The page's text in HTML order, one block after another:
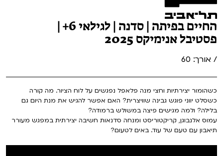
החיים בפיתה | סדנה | לגילאי 6+ |
פסטיבל אנימיקס 2025
/ אורך: 60
כשהומור יצירתיות וחצי מנה פלאפל נפגשים על לוח הציור. מה קורה
כשסלט יווני פוגש גבינה שוויצרית? האם אפשר להגיש את מנת היום גם
בלילה? ולמה מגישים פיצה במשולש ברמודה?
עמוס אלנבוגן, קריקטוריסט ומנחה סדנאות חשיבה יצירתית במפגש מעורר
תיאבון עם טעם של עוד. באים לטעום?